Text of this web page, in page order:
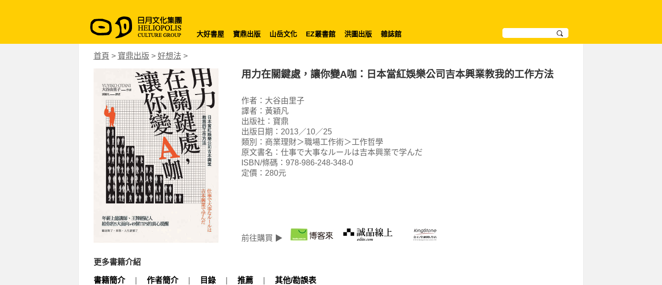
大好書屋 寶鼎出版 山岳文化 EZ叢書館 洪圖出版 雜誌館
首頁 > 寶鼎出版 > 好想法 >
用力在關鍵處，讓你變A咖：日本當紅娛樂公司吉本興業教我的工作方法
作者：大谷由里子
譯者：黃穎凡
出版社：寶鼎
出版日期：2013／10／25
類別：商業理財＞職場工作術＞工作哲學
原文書名：仕事で大事なルールは吉本興業で学んだ
ISBN/條碼：978-986-248-348-0
定價：280元
前往購買 ▶
更多書籍介紹
書籍簡介 作者簡介 目錄 推薦 其他/勘誤表